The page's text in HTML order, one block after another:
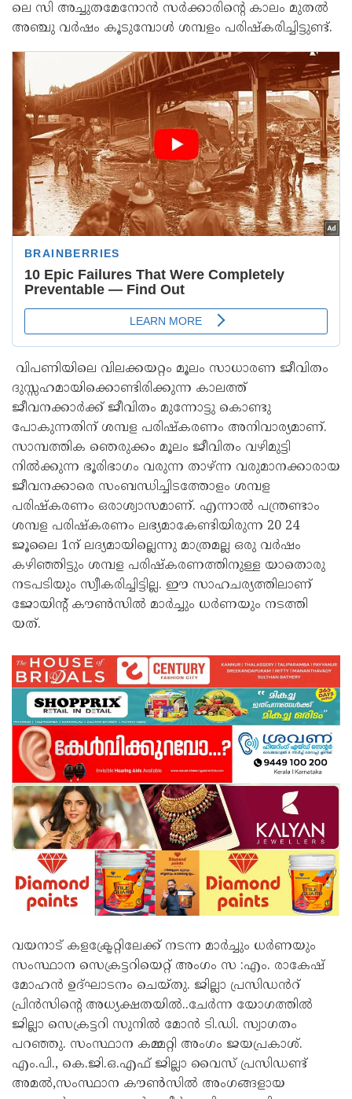
ലെ സി അച്ചുതമേനോൻ സർക്കാരിൻ്റെ കാലം മുതൽ
അഞ്ചു വർഷം കൂടുമ്പോൾ ശമ്പളം പരിഷ്കരിച്ചിട്ടുണ്ട്.
വിപണിയിലെ വിലക്കയറ്റം മൂലം സാധാരണ ജീവിതം
ദുസ്സഹമായിക്കൊണ്ടിരിക്കുന്ന കാലത്ത്
ജീവനക്കാർക്ക് ജീവിതം മുന്നോട്ടു കൊണ്ടു
പോകുന്നതിന് ശമ്പള പരിഷ്കരണം അനിവാര്യമാണ്.
സാമ്പത്തിക ഞെരുക്കം മൂലം ജീവിതം വഴിമുട്ടി
നിൽക്കുന്ന ഭൂരിഭാഗം വരുന്ന താഴ്ന്ന വരുമാനക്കാരായ
ജീവനക്കാരെ സംബന്ധിച്ചിടത്തോളം ശമ്പള
പരിഷ്കരണം ഒരാശ്വാസമാണ്. എന്നാൽ പന്ത്രണ്ടാം
ശമ്പള പരിഷ്കരണം ലഭ്യമാകേണ്ടിയിരുന്ന 20 24
ജൂലൈ 1ന് ലദ്യമായില്ലെന്നു മാത്രമല്ല ഒരു വർഷം
കഴിഞ്ഞിട്ടും ശമ്പള പരിഷ്കരണത്തിനുള്ള യാതൊരു
നടപടിയും സ്വീകരിച്ചിട്ടില്ല. ഈ സാഹചര്യത്തിലാണ്
ജോയിൻ്റ് കൗൺസിൽ മാർച്ചും ധർണയും നടത്തി
യത്.
വയനാട് കളക്ട്രേറ്റിലേക്ക് നടന്ന മാർച്ചും ധർണയും
സംസ്ഥാന സെക്രട്ടറിയെറ്റ് അംഗം സ :എം. രാകേഷ്
മോഹൻ ഉദ്ഘാടനം ചെയ്തു. ജില്ലാ പ്രസിഡൻറ്
പ്രിൻസിന്റെ അധ്യക്ഷതയിൽ..ചേർന്ന യോഗത്തിൽ
ജില്ലാ സെക്രട്ടറി സുനിൽ മോൻ ടി.ഡി. സ്വാഗതം
പറഞ്ഞു. സംസ്ഥാന കമ്മറ്റി അംഗം ജയപ്രകാശ്.
എം.പി., കെ.ജി.ഒ.എഫ് ജില്ലാ വൈസ് പ്രസിഡണ്ട്
അമൽ,സംസ്ഥാന കൗൺസിൽ അംഗങ്ങളായ